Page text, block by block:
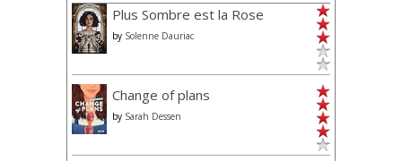
Plus Sombre est la Rose
by Solenne Dauriac
Change of plans
by Sarah Dessen